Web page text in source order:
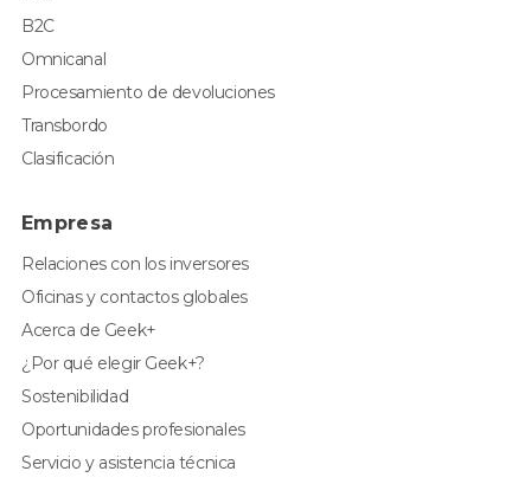
B2C
Omnicanal
Procesamiento de devoluciones
Transbordo
Clasificación
Empresa
Relaciones con los inversores
Oficinas y contactos globales
Acerca de Geek+
¿Por qué elegir Geek+?
Sostenibilidad
Oportunidades profesionales
Servicio y asistencia técnica